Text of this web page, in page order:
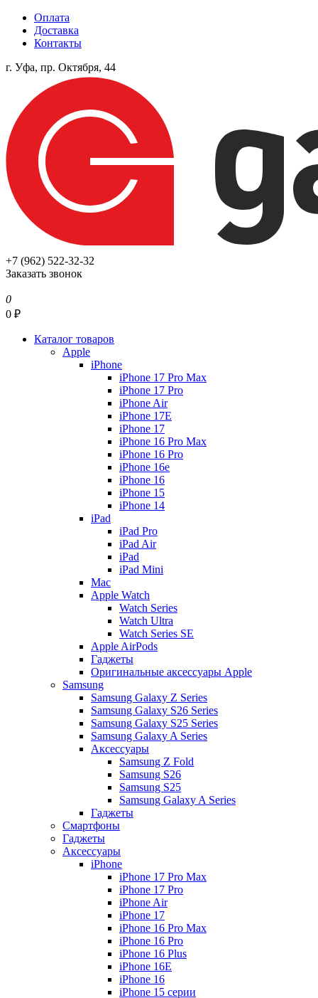
Оплата
Доставка
Контакты
г. Уфа, пр. Октября, 44
+7 (962) 522-32-32
Заказать звонок
0
0 ₽
Каталог товаров
Apple
iPhone
iPhone 17 Pro Max
iPhone 17 Pro
iPhone Air
iPhone 17E
iPhone 17
iPhone 16 Pro Max
iPhone 16 Pro
iPhone 16e
iPhone 16
iPhone 15
iPhone 14
iPad
iPad Pro
iPad Air
iPad
iPad Mini
Mac
Apple Watch
Watch Series
Watch Ultra
Watch Series SE
Apple AirPods
Гаджеты
Оригинальные аксессуары Apple
Samsung
Samsung Galaxy Z Series
Samsung Galaxy S26 Series
Samsung Galaxy S25 Series
Samsung Galaxy A Series
Аксессуары
Samsung Z Fold
Samsung S26
Samsung S25
Samsung Galaxy A Series
Гаджеты
Смартфоны
Гаджеты
Аксессуары
iPhone
iPhone 17 Pro Max
iPhone 17 Pro
iPhone Air
iPhone 17
iPhone 16 Pro Max
iPhone 16 Pro
iPhone 16 Plus
iPhone 16E
iPhone 16
iPhone 15 серии